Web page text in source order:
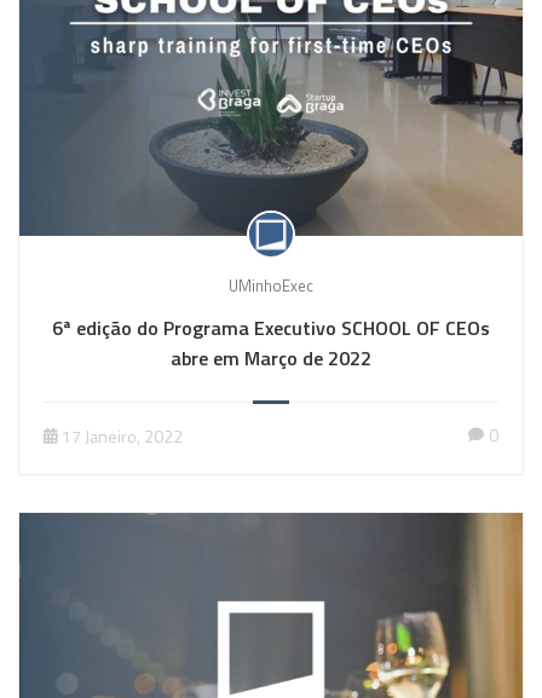
UMinhoExec
6ª edição do Programa Executivo SCHOOL OF CEOs
abre em Março de 2022
17 Janeiro, 2022 0